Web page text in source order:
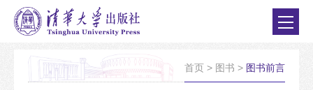
首页 > 图书 > 图书前言